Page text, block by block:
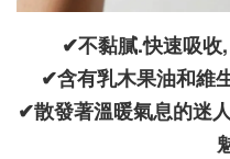
✔不黏膩.快速吸收,
✔含有乳木果油和維
✔散發著溫暖氣息的迷